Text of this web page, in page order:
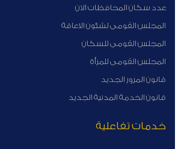
عدد سكان المحافظات الان
المجلس القومى لشئون الاعاقة
المجلس القومى للسكان
المجلس القومى للمرأة
قانون المرور الجديد
قانون الخدمة المدنية الجديد
خدمات تفاعلية